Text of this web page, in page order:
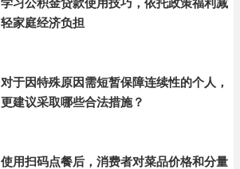
学习公积金贷款使用技巧，依托政策福利减
轻家庭经济负担
对于因特殊原因需短暂保障连续性的个人，
更建议采取哪些合法措施？
使用扫码点餐后，消费者对菜品价格和分量